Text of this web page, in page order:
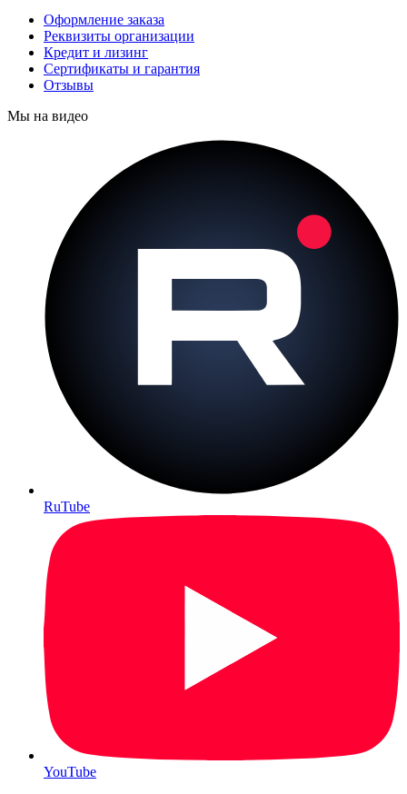
Оформление заказа
Реквизиты организации
Кредит и лизинг
Сертификаты и гарантия
Отзывы
Мы на видео
RuTube
YouTube